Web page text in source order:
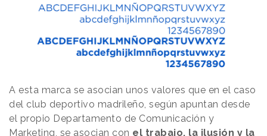
A esta marca se asocian unos valores que en el caso
del club deportivo madrileño, según apuntan desde
el propio Departamento de Comunicación y
Marketing, se asocian con el trabajo, la ilusión y la